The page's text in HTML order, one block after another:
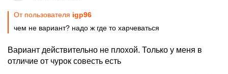
От пользователя igp96
чем не вариант? надо ж где то харчеваться
Вариант действительно не плохой. Только у меня в
отличие от чурок совесть есть